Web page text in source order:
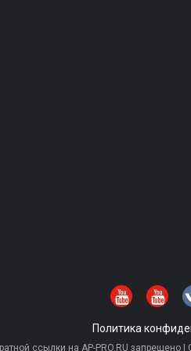
Политика
ссылки на AP-PRO.RU запрещено